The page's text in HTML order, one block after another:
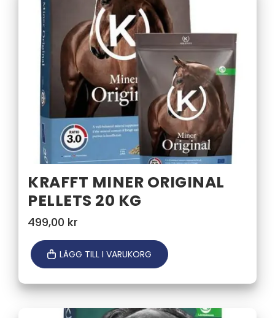
KRAFFT MINER ORIGINAL
PELLETS 20 KG
499,00 kr
LÄGG TILL I VARUKORG